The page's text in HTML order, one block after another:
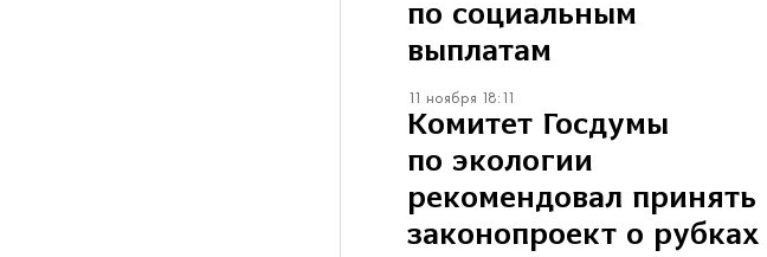
по социальным
выплатам
11 ноября 18:11
Комитет Госдумы
по экологии
рекомендовал принять
законопроект о рубках